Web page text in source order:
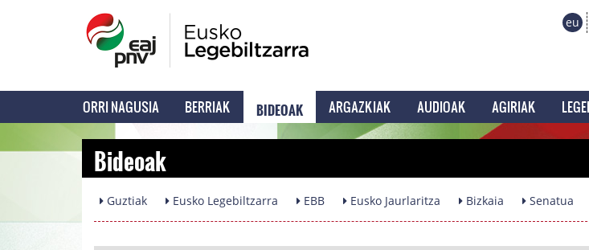
eu
ORRI NAGUSIA BERRIAK BIDEOAK ARGAZKIAK AUDIOAK AGIRIAK
Bideoak
Guztiak Eusko Legebiltzarra EBB Eusko Jaurlaritza Bizkaia Senatua